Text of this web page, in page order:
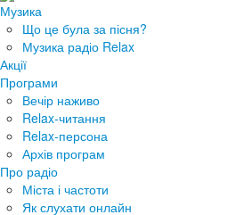
Музика
Що це була за пісня?
Музика радіо Relax
Акції
Програми
Вечір наживо
Relax-читання
Relax-персона
Архів програм
Про радіо
Міста і частоти
Як слухати онлайн